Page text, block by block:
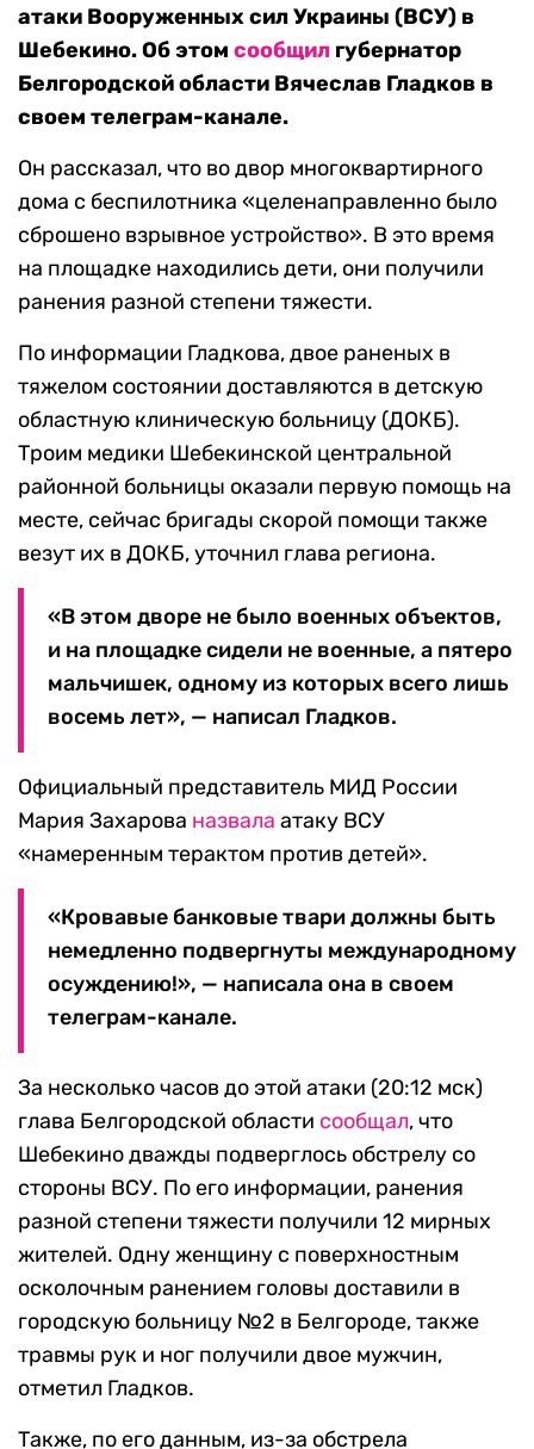
атаки Вооруженных сил Украины (ВСУ) в
Шебекино. Об этом сообщил губернатор
Белгородской области Вячеслав Гладков в
своем телеграм-канале.
Он рассказал, что во двор многоквартирного
дома с беспилотника «целенаправленно было
сброшено взрывное устройство». В это время
на площадке находились дети, они получили
ранения разной степени тяжести.
По информации Гладкова, двое раненых в
тяжелом состоянии доставляются в детскую
областную клиническую больницу (ДОКБ).
Троим медики Шебекинской центральной
районной больницы оказали первую помощь на
месте, сейчас бригады скорой помощи также
везут их в ДОКБ, уточнил глава региона.
«В этом дворе не было военных объектов,
и на площадке сидели не военные, а пятеро
мальчишек, одному из которых всего лишь
восемь лет», — написал Гладков.
Официальный представитель МИД России
Мария Захарова назвала атаку ВСУ
«намеренным терактом против детей».
«Кровавые банковые твари должны быть
немедленно подвергнуты международному
осуждению!», — написала она в своем
телеграм-канале.
За несколько часов до этой атаки (20:12 мск)
глава Белгородской области сообщал, что
Шебекино дважды подверглось обстрелу со
стороны ВСУ. По его информации, ранения
разной степени тяжести получили 12 мирных
жителей. Одну женщину с поверхностным
осколочным ранением головы доставили в
городскую больницу №2 в Белгороде, также
травмы рук и ног получили двое мужчин,
отметил Гладков.
Также, по его данным, из-за обстрела